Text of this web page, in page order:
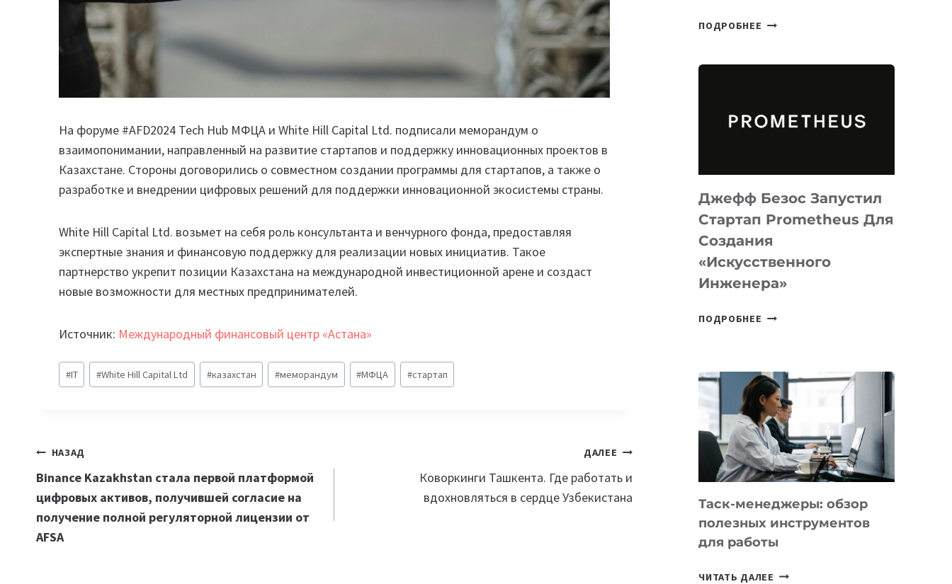
На форуме #AFD2024 Tech Hub МФЦА и White Hill Capital Ltd. подписали меморандум о
взаимопонимании, направленный на развитие стартапов и поддержку инновационных проектов в
Казахстане. Стороны договорились о совместном создании программы для стартапов, а также о
разработке и внедрении цифровых решений для поддержки инновационной экосистемы страны.
White Hill Capital Ltd. возьмет на себя роль консультанта и венчурного фонда, предоставляя
экспертные знания и финансовую поддержку для реализации новых инициатив. Такое
партнерство укрепит позиции Казахстана на международной инвестиционной арене и создаст
новые возможности для местных предпринимателей.
Источник: Международный финансовый центр «Астана»
Метки
записи:
#IT #White Hill Capital Ltd #казахстан #меморандум #МФЦА #стартап
Навигация
по
записям
НАЗАД
Binance Kazakhstan стала первой платформой
цифровых активов, получившей согласие на
получение полной регуляторной лицензии от
AFSA
ДАЛЕЕ
Коворкинги Ташкента. Где работать и
вдохновляться в сердце Узбекистана
ПОДРОБНЕЕ META
ДЛЯ
И
LINUX
Джефф Безос Запустил
Стартап Prometheus Для
Создания
«искусственного
Инженера»
ПОДРОБНЕЕ ДЖЕФФ
PROMETHEUS
ДЛЯ
СОЗДАНИЯ
«ИСКУССТВЕННОГО
ИНЖЕНЕРА»
Таск-менеджеры: обзор
полезных инструментов
для работы
ЧИТАТЬ ДАЛЕЕ ТАСК-